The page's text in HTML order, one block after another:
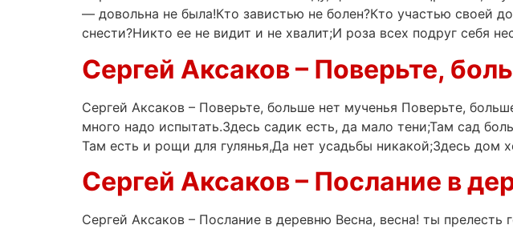
— довольна не была!Кто завистью не болен?Кто участью своей
снести?Никто ее не видит и не хвалит;И роза всех подруг себя
Сергей Аксаков – Поверьте,
Сергей Аксаков – Поверьте, больше нет мученья Поверьте,
много надо испытать.Здесь садик есть, да мало тени;Там сад
Там есть и рощи для гулянья,Да нет усадьбы никакой;Здесь
Сергей Аксаков – Послание в
Сергей Аксаков – Послание в деревню Весна, весна! ты